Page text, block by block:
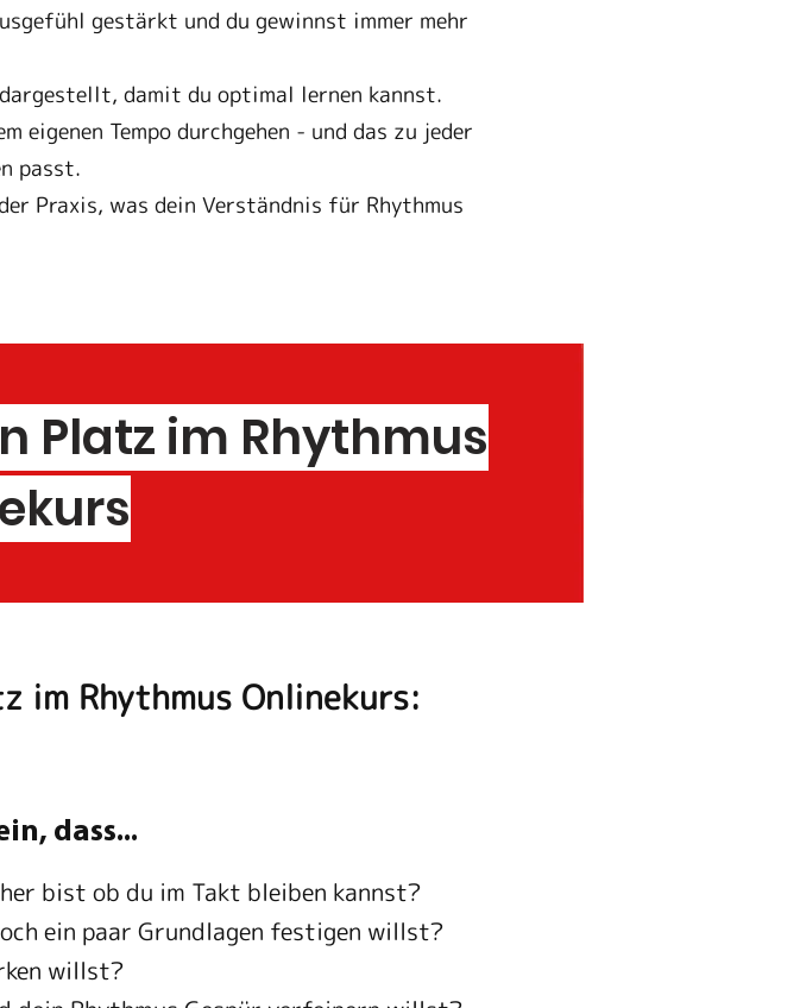
gestärkt und du gewinnst immer mehr
damit du optimal lernen kannst.
eigenen Tempo durchgehen - und das zu jeder
passt.
Praxis, was dein Verständnis für Rhythmus
Platz im Rhythmus
im Rhythmus Onlinekurs:
dass...
bist ob du im Takt bleiben kannst?
ein paar Grundlagen festigen willst?
willst?